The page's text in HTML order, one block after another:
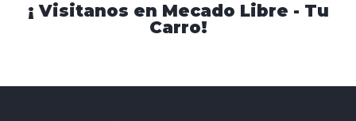
¡ Visitanos en Mecado Libre - Tu
Carro!